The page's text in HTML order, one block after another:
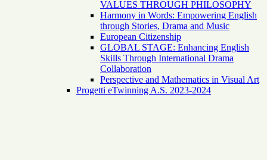
VALUES THROUGH PHILOSOPHY
Harmony in Words: Empowering English
through Stories, Drama and Music
European Citizenship
GLOBAL STAGE: Enhancing English
Skills Through International Drama
Collaboration
Perspective and Mathematics in Visual Art
Progetti eTwinning A.S. 2023-2024